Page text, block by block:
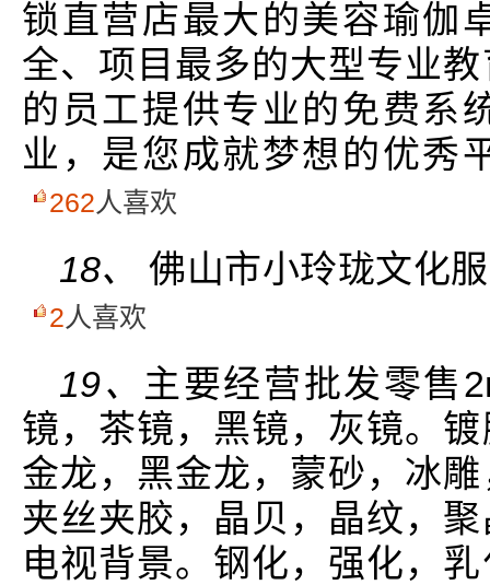
锁直营店最大的美容瑜伽
全、项目最多的大型专业
的员工提供专业的免费系
业，是您成就梦想的优秀
262人喜欢
18、 佛山市小玲珑文化
2人喜欢
19、 主要经营批发零售
镜，茶镜，黑镜，灰镜。
金龙，黑金龙，蒙砂，冰
夹丝夹胶，晶贝，晶纹，
电视背景。钢化，强化，